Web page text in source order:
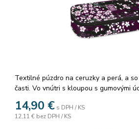
Textilné púzdro na ceruzky a perá, a
časti. Vo vnútri s kloupou s gumovými
14,90 € s DPH / KS
12,11 € bez DPH / KS